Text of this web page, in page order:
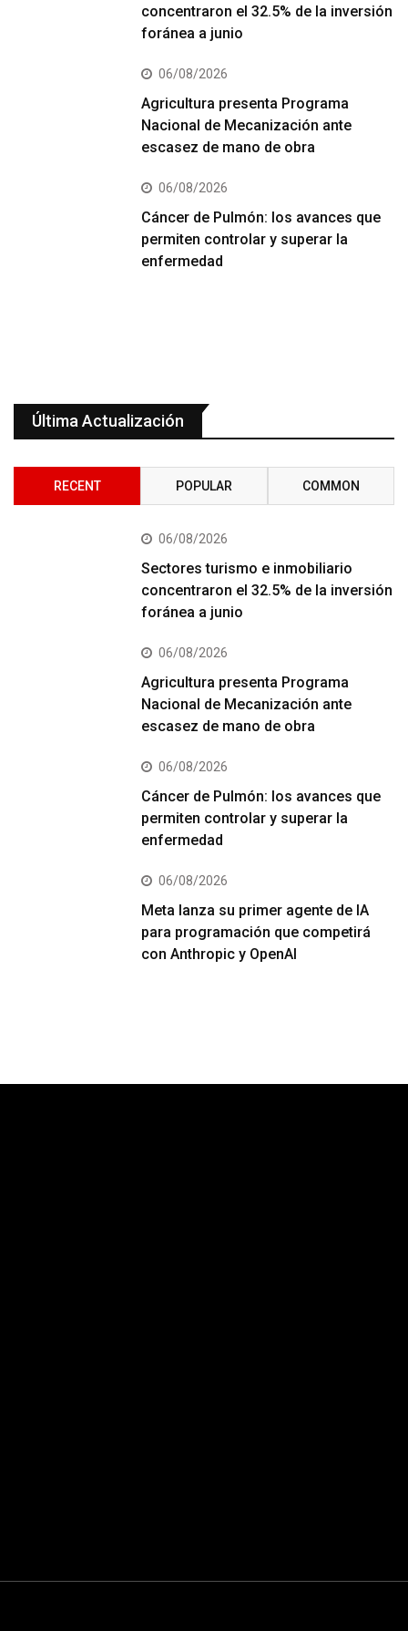
concentraron el 32.5% de la inversión
foránea a junio
06/08/2026
Agricultura presenta Programa
Nacional de Mecanización ante
escasez de mano de obra
06/08/2026
Cáncer de Pulmón: los avances que
permiten controlar y superar la
enfermedad
Última Actualización
RECENT POPULAR COMMON
06/08/2026
Sectores turismo e inmobiliario
concentraron el 32.5% de la inversión
foránea a junio
06/08/2026
Agricultura presenta Programa
Nacional de Mecanización ante
escasez de mano de obra
06/08/2026
Cáncer de Pulmón: los avances que
permiten controlar y superar la
enfermedad
06/08/2026
Meta lanza su primer agente de IA
para programación que competirá
con Anthropic y OpenAI